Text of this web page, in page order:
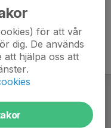
för att vår
dig. De används
hjälpa oss att